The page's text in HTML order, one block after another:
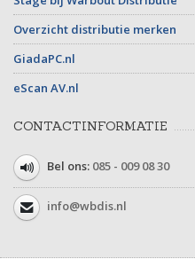
Overzicht distributie merken
GiadaPC.nl
eScan AV.nl
CONTACTINFORMATIE
Bel ons: 085 - 009 08 30
info@wbdis.nl